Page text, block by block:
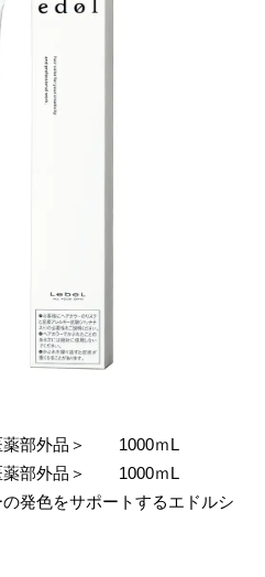
部外品＞ 1000ｍL
部外品＞ 1000ｍL
発色をサポートするエドルシ